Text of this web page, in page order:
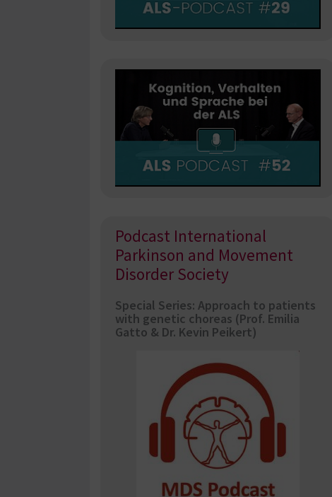
Podcast International
Parkinson and Movement
Disorder Society
Special Series: Approach to patients
with genetic choreas (Prof. Emilia
Gatto & Dr. Kevin Peikert)